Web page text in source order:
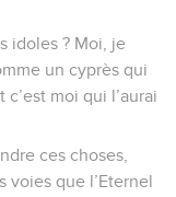
idoles ? Moi, je
un cyprès qui
moi qui l’aurai
ces choses,
voies que l’Eternel